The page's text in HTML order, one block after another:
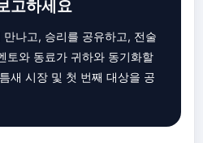
고하세요
나고, 승리를 공유하고, 전술
토와 동료가 귀하와 동기화할
새 시장 및 첫 번째 대상을 공